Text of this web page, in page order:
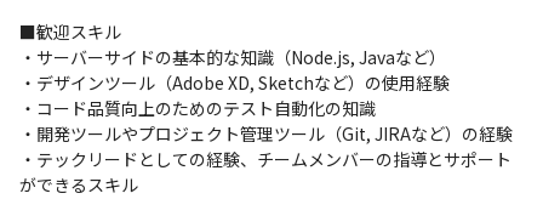
が、
0次ラボは「チーム」でプロジェクトに関わるため、
周りのサポートを受けながら
新しいことにチャレンジすることができます。
■業務概要
フロントエンド開発におけるテックリードとしての役割を期待し
■歓迎スキル
・サーバーサイドの基本的な知識（Node.js, Javaなど）
・デザインツール（Adobe XD, Sketchなど）の使用経験
・コード品質向上のためのテスト自動化の知識
・開発ツールやプロジェクト管理ツール（Git, JIRAなど）の経験
・テックリードとしての経験、チームメンバーの指導とサポート
ができるスキル